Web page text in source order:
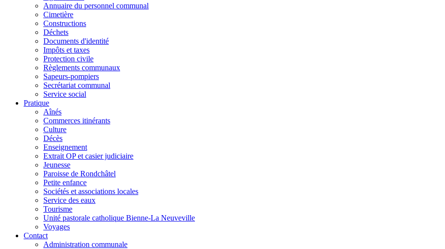
Annuaire du personnel communal
Cimetière
Constructions
Déchets
Documents d'identité
Impôts et taxes
Protection civile
Règlements communaux
Sapeurs-pompiers
Secrétariat communal
Service social
Pratique
Aînés
Commerces itinérants
Culture
Décès
Enseignement
Extrait OP et casier judiciaire
Jeunesse
Paroisse de Rondchâtel
Petite enfance
Sociétés et associations locales
Service des eaux
Tourisme
Unité pastorale catholique Bienne-La Neuveville
Voyages
Contact
Administration communale